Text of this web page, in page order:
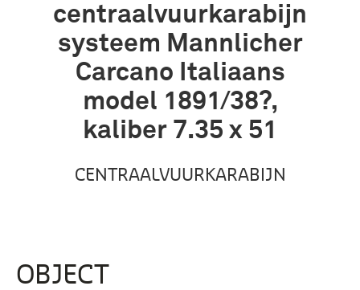
centraalvuurkarabijn
systeem Mannlicher
Carcano Italiaans
model 1891/38?,
kaliber 7.35 x 51
CENTRAALVUURKARABIJN
OBJECT